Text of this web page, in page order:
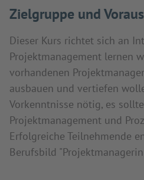
Zielgruppe und
Dieser Kurs richtet sich an
Projektmanagement lernen
vorhandenen
ausbauen und vertiefen
Vorkenntnisse nötig, es
Projektmanagement und
Erfolgreiche Teilnehmende
Berufsbild